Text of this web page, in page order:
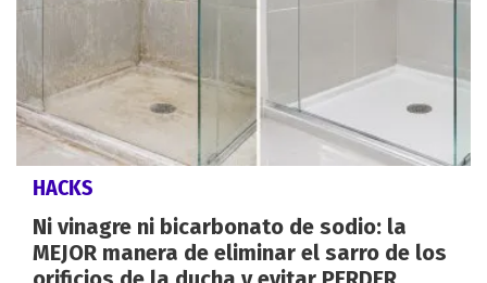
HACKS
Ni vinagre ni bicarbonato de sodio: la
MEJOR manera de eliminar el sarro de los